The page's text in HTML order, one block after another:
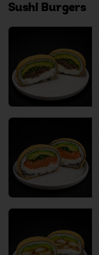
Sushi Burgers